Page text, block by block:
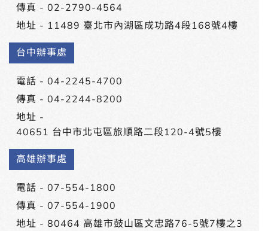
傳真 - 02-2790-4564
地址 - 11489 臺北市內湖區成功路4段168號4樓
台中辦事處
電話 - 04-2245-4700
傳真 - 04-2244-8200
地址 -
40651 台中市北屯區旅順路二段120-4號5樓
高雄辦事處
電話 - 07-554-1800
傳真 - 07-554-1900
地址 - 80464 高雄市鼓山區文忠路76-5號7樓之3